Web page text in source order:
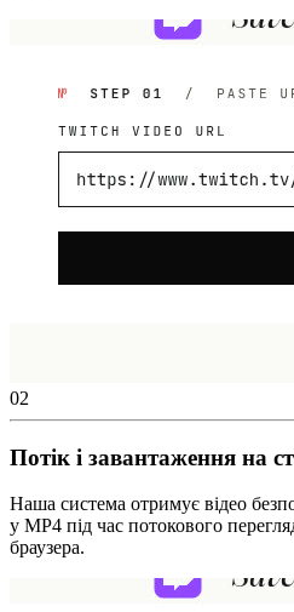
02
Потік і завантаження на
Наша система отримує відео
у MP4 під час потокового
браузера.